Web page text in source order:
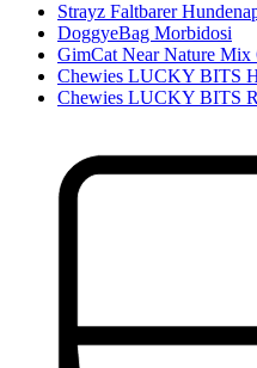
Strayz Faltbarer
DoggyeBag Morbidosi
GimCat Near Nature Mix
Chewies LUCKY BITS
Chewies LUCKY BITS